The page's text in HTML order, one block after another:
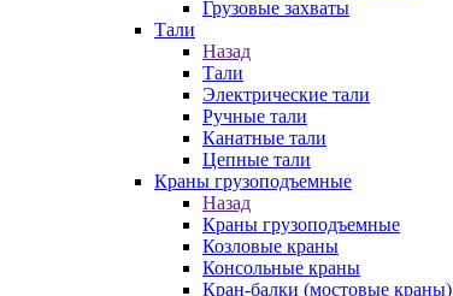
Грузовые захваты
Тали
Назад
Тали
Электрические тали
Ручные тали
Канатные тали
Цепные тали
Краны грузоподъемные
Назад
Краны грузоподъемные
Козловые краны
Консольные краны
Кран-балки (мостовые краны)